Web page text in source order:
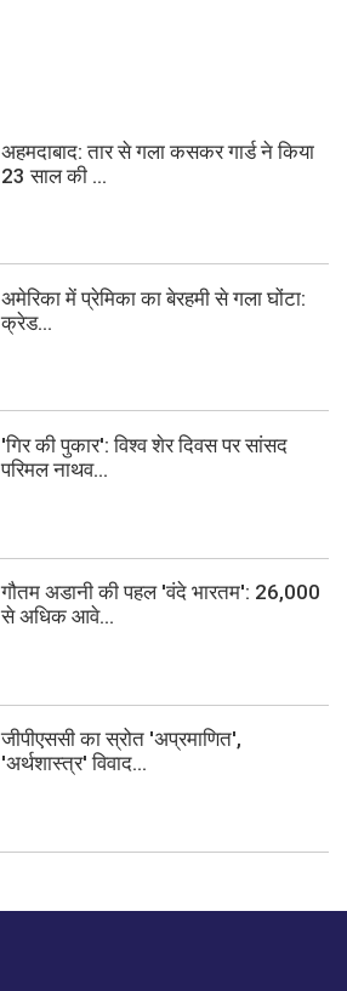
अहमदाबाद: तार से गला कसकर गार्ड ने किया
23 साल की ...
अमेरिका में प्रेमिका का बेरहमी से गला घोंटा:
क्रेड...
'गिर की पुकार': विश्व शेर दिवस पर सांसद
परिमल नाथव...
गौतम अडानी की पहल 'वंदे भारतम': 26,000
से अधिक आवे...
जीपीएससी का स्रोत 'अप्रमाणित',
'अर्थशास्त्र' विवाद...